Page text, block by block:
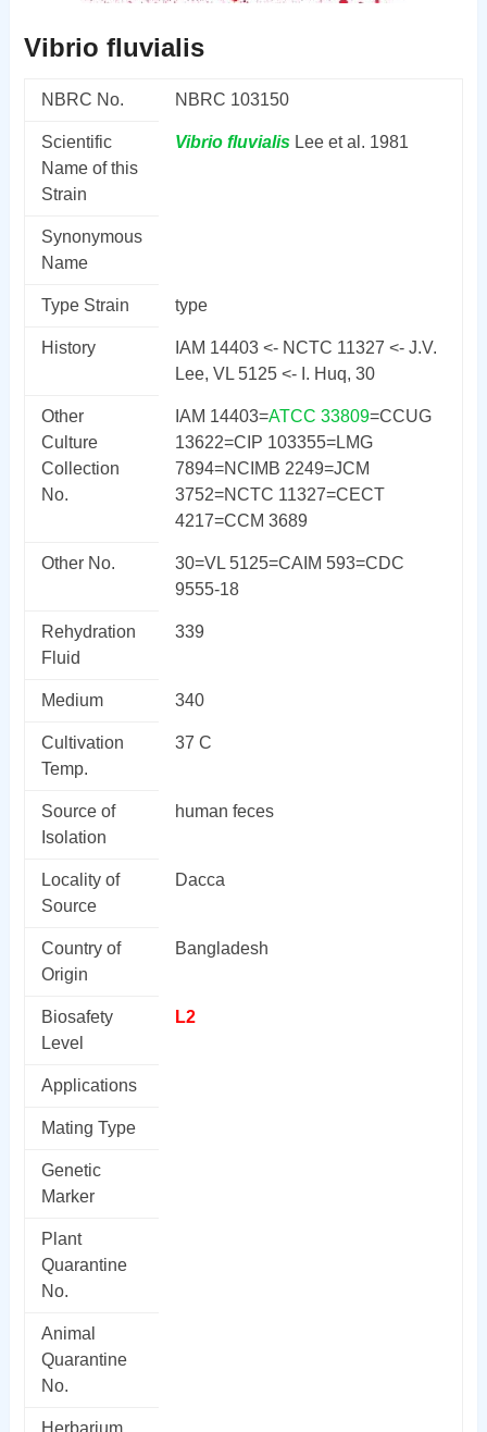
Vibrio fluvialis
NBRC No. NBRC 103150
Scientific
Name of this
Strain
Vibrio fluvialisLee et al. 1981
Synonymous
Name
Type Strain type
History
IAM 14403 <- NCTC 11327 <- J.V.
Lee, VL 5125 <- I. Huq, 30
Other
Culture
Collection
No.
IAM 14403=ATCC 33809=CCUG
13622=CIP 103355=LMG
7894=NCIMB 2249=JCM
3752=NCTC 11327=CECT
4217=CCM 3689
Other No.
30=VL 5125=CAIM 593=CDC
9555-18
Rehydration
Fluid
339
Medium 340
Cultivation
Temp.
37 C
Source of
Isolation
human feces
Locality of
Source
Dacca
Country of
Origin
Bangladesh
Biosafety
Level
L2
Applications
Mating Type
Genetic
Marker
Plant
Quarantine
No.
Animal
Quarantine
No.
Herbarium